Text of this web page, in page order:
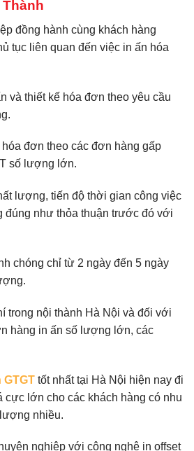
Thành
đồng hành cùng khách hàng
tục liên quan đến việc in ấn hóa
và thiết kế hóa đơn theo yêu cầu
đơn theo các đơn hàng gấp
số lượng lớn.
lượng, tiến độ thời gian công việc
đúng như thỏa thuận trước đó với
chóng chỉ từ 2 ngày đến 5 ngày
trong nội thành Hà Nội và đối với
hàng in ấn số lượng lớn, các
GTGT tốt nhất tại Hà Nội hiện nay đi
cực lớn cho các khách hàng có nhu
nhiều.
nghiệp với công nghệ in offset